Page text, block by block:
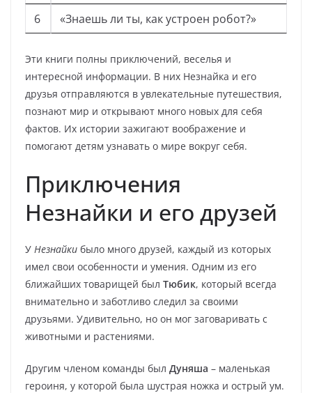
6
«Знаешь ли ты, как устроен робот?»
Эти книги полны приключений, веселья и
интересной информации. В них Незнайка и его
друзья отправляются в увлекательные путешествия,
познают мир и открывают много новых для себя
фактов. Их истории зажигают воображение и
помогают детям узнавать о мире вокруг себя.
Приключения
Незнайки и его друзей
У Незнайки было много друзей, каждый из которых
имел свои особенности и умения. Одним из его
ближайших товарищей был Тюбик, который всегда
внимательно и заботливо следил за своими
друзьями. Удивительно, но он мог заговаривать с
животными и растениями.
Другим членом команды был Дуняша – маленькая
героиня, у которой была шустрая ножка и острый ум.